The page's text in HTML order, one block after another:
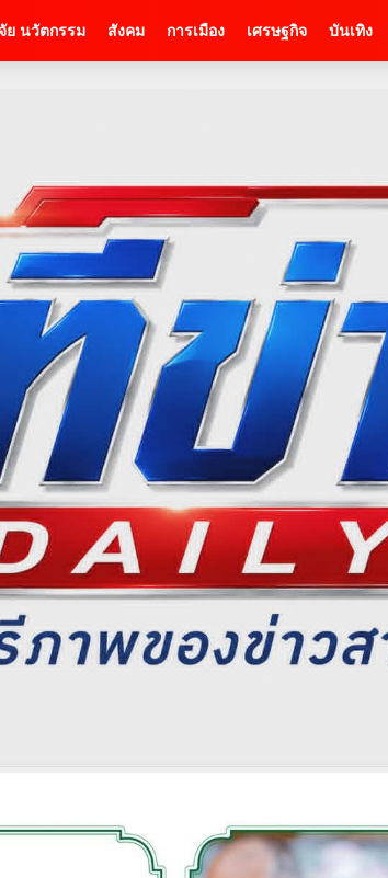
ย นวัตกรรม สังคม การเมือง เศรษฐกิจ บันเทิง